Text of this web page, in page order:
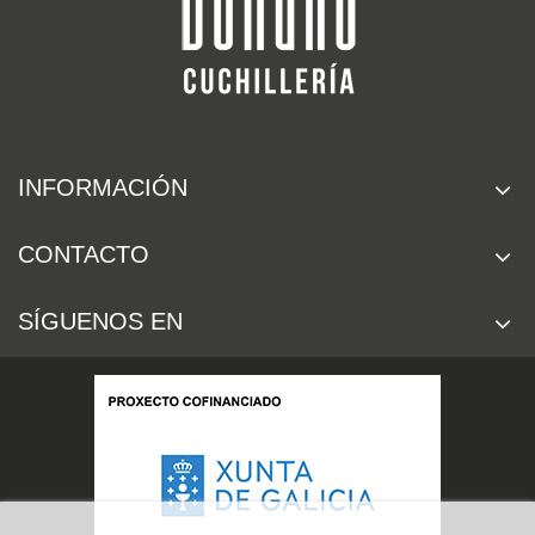
INFORMACIÓN
CONTACTO
SÍGUENOS EN